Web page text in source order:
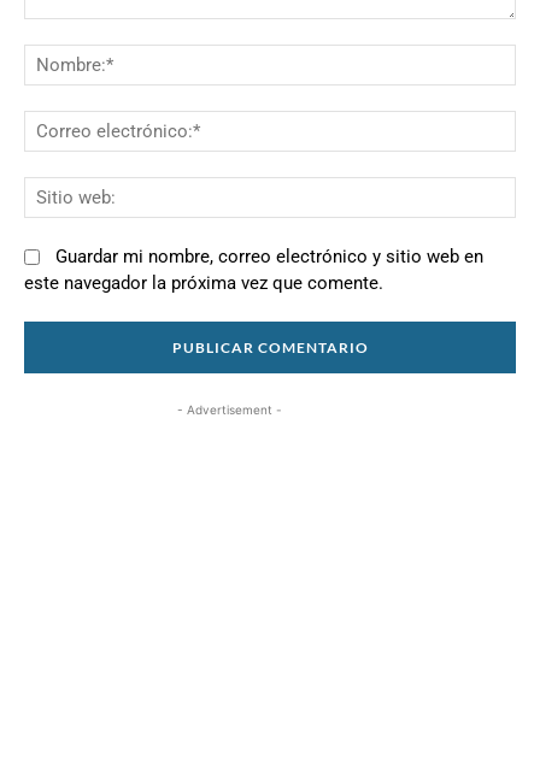
Guardar mi nombre, correo electrónico y sitio web en
este navegador la próxima vez que comente.
- Advertisement -